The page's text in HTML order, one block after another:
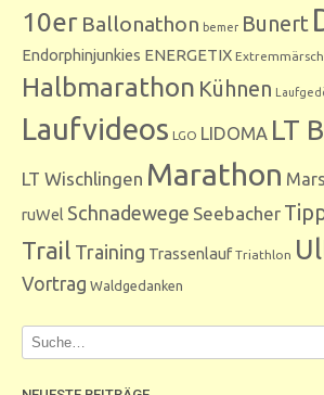
10er Ballonathon bemer Bunert
Endorphinjunkies ENERGETIX
Halbmarathon Kühnen
Laufvideos LGO LIDOMA LT
LT Wischlingen Marathon
ruWel Schnadewege Seebacher
Trail Training Trassenlauf Triathlon
Vortrag Waldgedanken